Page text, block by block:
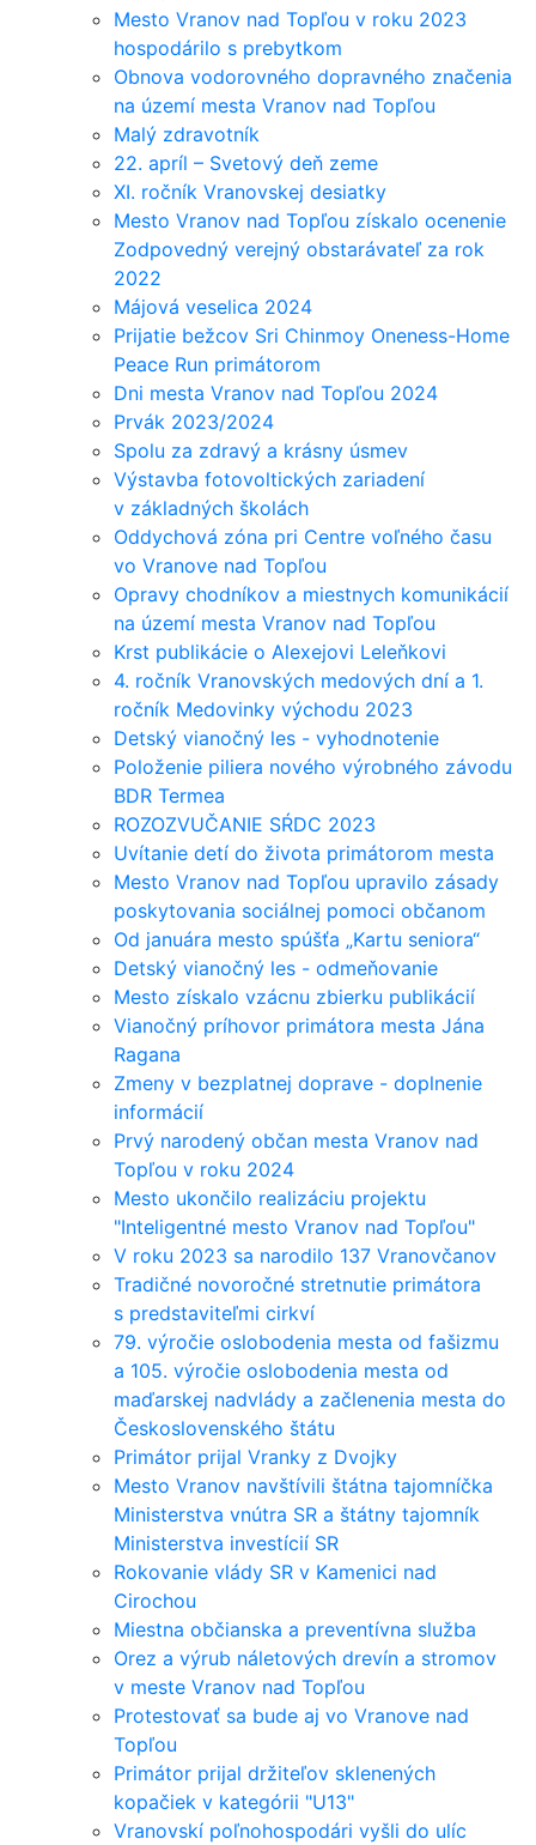
Mesto Vranov nad Topľou v roku 2023
hospodárilo s prebytkom
Obnova vodorovného dopravného značenia
na území mesta Vranov nad Topľou
Malý zdravotník
22. apríl – Svetový deň zeme
XI. ročník Vranovskej desiatky
Mesto Vranov nad Topľou získalo ocenenie
Zodpovedný verejný obstarávateľ za rok
2022
Májová veselica 2024
Prijatie bežcov Sri Chinmoy Oneness-Home
Peace Run primátorom
Dni mesta Vranov nad Topľou 2024
Prvák 2023/2024
Spolu za zdravý a krásny úsmev
Výstavba fotovoltických zariadení
v základných školách
Oddychová zóna pri Centre voľného času
vo Vranove nad Topľou
Opravy chodníkov a miestnych komunikácií
na území mesta Vranov nad Topľou
Krst publikácie o Alexejovi Leleňkovi
4. ročník Vranovských medových dní a 1.
ročník Medovinky východu 2023
Detský vianočný les - vyhodnotenie
Položenie piliera nového výrobného závodu
BDR Termea
ROZOZVUČANIE SŔDC 2023
Uvítanie detí do života primátorom mesta
Mesto Vranov nad Topľou upravilo zásady
poskytovania sociálnej pomoci občanom
Od januára mesto spúšťa „Kartu seniora“
Detský vianočný les - odmeňovanie
Mesto získalo vzácnu zbierku publikácií
Vianočný príhovor primátora mesta Jána
Ragana
Zmeny v bezplatnej doprave - doplnenie
informácií
Prvý narodený občan mesta Vranov nad
Topľou v roku 2024
Mesto ukončilo realizáciu projektu
"Inteligentné mesto Vranov nad Topľou"
V roku 2023 sa narodilo 137 Vranovčanov
Tradičné novoročné stretnutie primátora
s predstaviteľmi cirkví
79. výročie oslobodenia mesta od fašizmu
a 105. výročie oslobodenia mesta od
maďarskej nadvlády a začlenenia mesta do
Československého štátu
Primátor prijal Vranky z Dvojky
Mesto Vranov navštívili štátna tajomníčka
Ministerstva vnútra SR a štátny tajomník
Ministerstva investícií SR
Rokovanie vlády SR v Kamenici nad
Cirochou
Miestna občianska a preventívna služba
Orez a výrub náletových drevín a stromov
v meste Vranov nad Topľou
Protestovať sa bude aj vo Vranove nad
Topľou
Primátor prijal držiteľov sklenených
kopačiek v kategórii "U13"
Vranovskí poľnohospodári vyšli do ulíc